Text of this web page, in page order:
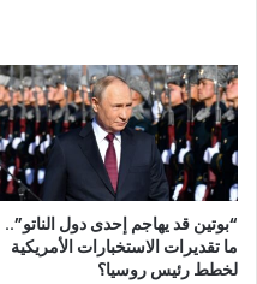
“بوتين قد يهاجم إحدى دول الناتو”..
ما تقديرات الاستخبارات الأمريكية
لخطط رئيس روسيا؟